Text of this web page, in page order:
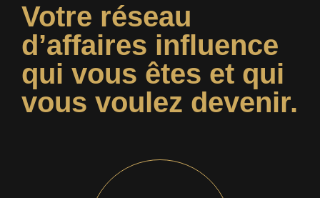
Votre réseau
d’affaires influence
qui vous êtes et qui
vous voulez devenir.